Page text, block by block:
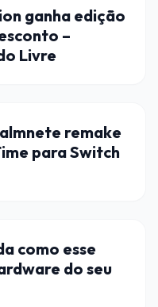
ganha edição
–
Livre
remake
para Switch
como esse
do seu